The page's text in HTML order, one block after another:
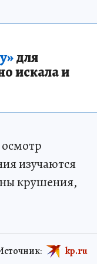
для
искала и
изучаются
крушения,
kp.ru